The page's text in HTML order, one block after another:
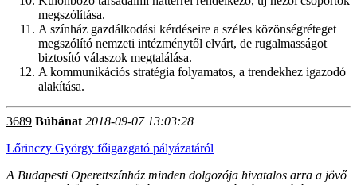
megszólítása.
A színház gazdálkodási kérdéseire a széles közönségréteget
megszólító nemzeti intézménytől elvárt, de rugalmasságot
biztosító válaszok megtalálása.
A kommunikációs stratégia folyamatos, a trendekhez igazodó
alakítása.
3689 Búbánat 2018-09-07 13:03:28
Lőrinczy György főigazgató pályázatáról
A Budapesti Operettszínház minden dolgozója hivatalos arra a jövő